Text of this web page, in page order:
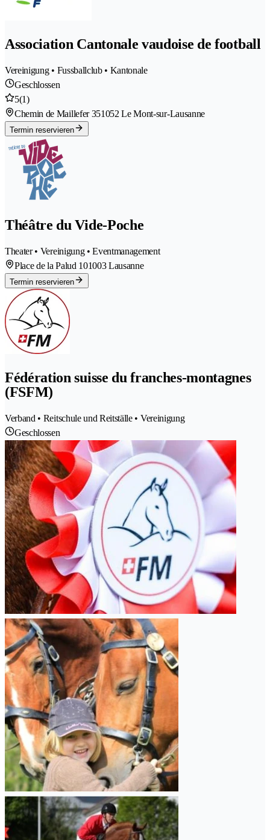
Association Cantonale vaudoise de football
Vereinigung • Fussballclub • Kantonale
Geschlossen
5(1)
Chemin de Maillefer 351052 Le Mont-sur-Lausanne
Termin reservieren
Théâtre du Vide-Poche
Theater • Vereinigung • Eventmanagement
Place de la Palud 101003 Lausanne
Termin reservieren
Fédération suisse du franches-montagnes
(FSFM)
Verband • Reitschule und Reitställe • Vereinigung
Geschlossen